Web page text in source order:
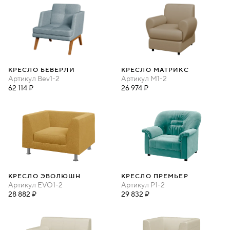
КРЕСЛО БЕВЕРЛИ
Артикул Bev1-2
62 114 ₽
КРЕСЛО МАТРИКС
Артикул M1-2
26 974 ₽
КРЕСЛО ЭВОЛЮШН
Артикул EVO1-2
28 882 ₽
КРЕСЛО ПРЕМЬЕР
Артикул P1-2
29 832 ₽